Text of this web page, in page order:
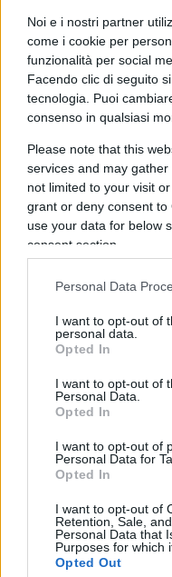
Noi e i nostri partner
come i cookie per
funzionalità per social
Facendo clic di seguito
tecnologia. Puoi
consenso in qualsiasi
Please note that this
services and may
not limited to your visit
grant or deny consent
use your data for below
consent section.
Personal Data
I want to opt-out of
personal data.
Opted In
I want to opt-out of
Personal Data.
Opted In
I want to opt-out of
Personal Data for
Opted In
I want to opt-out of
Retention, Sale,
Personal Data that
Purposes for which
Opted Out
Prime Time,
precisato che “non
commerciale con
testimonial.
spese”. Anche laU-
milionari versati a
accordi solo con la
La domanda che
c’era un accordo tra la
durante la diretta. E
hanno indugiato
questo punto,
solo sfuggita questa
stato subito puntato
che ha portato
arrivato poco
Mentre Fiorello ha
la gag sul Ballo del